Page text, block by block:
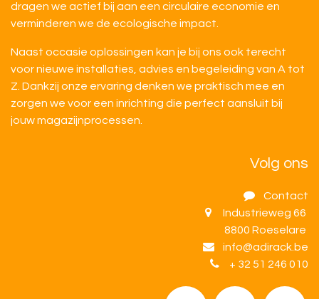
dragen we actief bij aan een circulaire economie en
verminderen we de ecologische impact.
Naast occasie oplossingen kan je bij ons ook terecht
voor nieuwe installaties, advies en begeleiding van A tot
Z. Dankzij onze ervaring denken we praktisch mee en
zorgen we voor een inrichting die perfect aansluit bij
jouw magazijnprocessen.
Volg ons
Contact
Industrieweg 66
8800 Roeselare
info@adirack.be
+ 32 51 246 010